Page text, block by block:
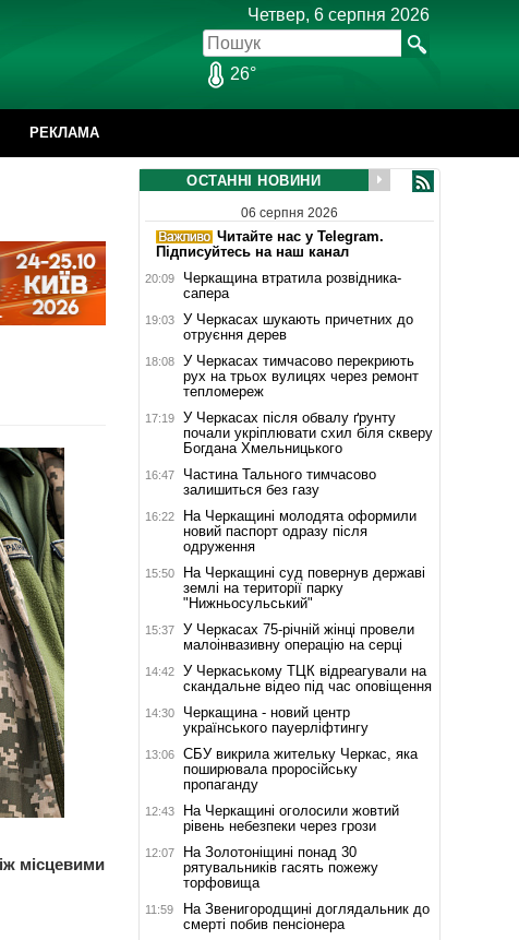
Четвер, 6 серпня 2026
26°
РЕКЛАМА
місцевими
ОСТАННІ НОВИНИ
06 серпня 2026
Читайте нас у Telegram.
Підписуйтесь на наш канал
20:09
Черкащина втратила розвідника-
сапера
19:03
У Черкасах шукають причетних до
отруєння дерев
18:08
У Черкасах тимчасово перекриють
рух на трьох вулицях через ремонт
тепломереж
17:19
У Черкасах після обвалу ґрунту
почали укріплювати схил біля скверу
Богдана Хмельницького
16:47
Частина Тального тимчасово
залишиться без газу
16:22
На Черкащині молодята оформили
новий паспорт одразу після
одруження
15:50
На Черкащині суд повернув державі
землі на території парку
"Нижньосульський"
15:37
У Черкасах 75-річній жінці провели
малоінвазивну операцію на серці
14:42
У Черкаському ТЦК відреагували на
скандальне відео під час оповіщення
14:30
Черкащина - новий центр
українського пауерліфтингу
13:06
СБУ викрила жительку Черкас, яка
поширювала проросійську
пропаганду
12:43
На Черкащині оголосили жовтий
рівень небезпеки через грози
12:07
На Золотоніщині понад 30
рятувальників гасять пожежу
торфовища
11:59
На Звенигородщині доглядальник до
смерті побив пенсіонера